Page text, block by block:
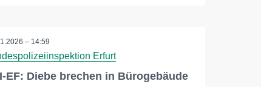
– 14:59
Erfurt
EF: Diebe brechen in Bürogebäude